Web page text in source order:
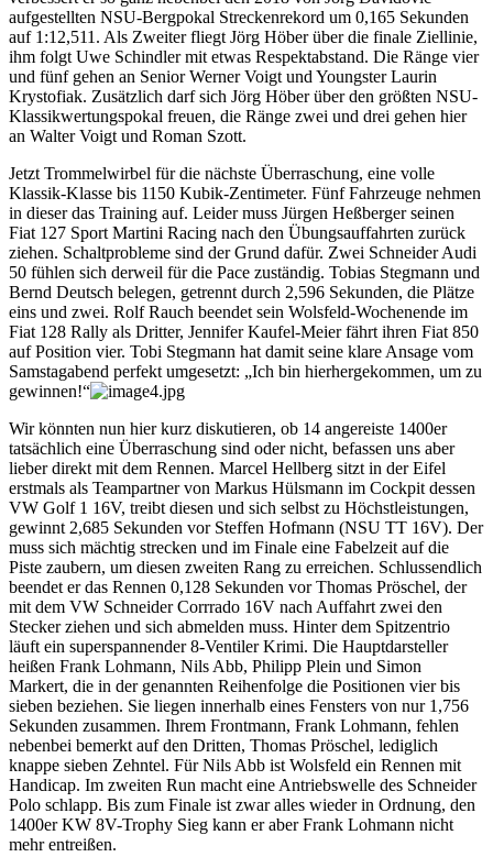
aufgestellten NSU-Bergpokal Streckenrekord um 0,165 Sekunden
auf 1:12,511. Als Zweiter fliegt Jörg Höber über die finale Ziellinie,
ihm folgt Uwe Schindler mit etwas Respektabstand. Die Ränge vier
und fünf gehen an Senior Werner Voigt und Youngster Laurin
Krystofiak. Zusätzlich darf sich Jörg Höber über den größten NSU-
Klassikwertungspokal freuen, die Ränge zwei und drei gehen hier
an Walter Voigt und Roman Szott.
Jetzt Trommelwirbel für die nächste Überraschung, eine volle
Klassik-Klasse bis 1150 Kubik-Zentimeter. Fünf Fahrzeuge nehmen
in dieser das Training auf. Leider muss Jürgen Heßberger seinen
Fiat 127 Sport Martini Racing nach den Übungsauffahrten zurück
ziehen. Schaltprobleme sind der Grund dafür. Zwei Schneider Audi
50 fühlen sich derweil für die Pace zuständig. Tobias Stegmann und
Bernd Deutsch belegen, getrennt durch 2,596 Sekunden, die Plätze
eins und zwei. Rolf Rauch beendet sein Wolsfeld-Wochenende im
Fiat 128 Rally als Dritter, Jennifer Kaufel-Meier fährt ihren Fiat 850
auf Position vier. Tobi Stegmann hat damit seine klare Ansage vom
Samstagabend perfekt umgesetzt: „Ich bin hierhergekommen, um zu
gewinnen!“
Wir könnten nun hier kurz diskutieren, ob 14 angereiste 1400er
tatsächlich eine Überraschung sind oder nicht, befassen uns aber
lieber direkt mit dem Rennen. Marcel Hellberg sitzt in der Eifel
erstmals als Teampartner von Markus Hülsmann im Cockpit dessen
VW Golf 1 16V, treibt diesen und sich selbst zu Höchstleistungen,
gewinnt 2,685 Sekunden vor Steffen Hofmann (NSU TT 16V). Der
muss sich mächtig strecken und im Finale eine Fabelzeit auf die
Piste zaubern, um diesen zweiten Rang zu erreichen. Schlussendlich
beendet er das Rennen 0,128 Sekunden vor Thomas Pröschel, der
mit dem VW Schneider Corrrado 16V nach Auffahrt zwei den
Stecker ziehen und sich abmelden muss. Hinter dem Spitzentrio
läuft ein superspannender 8-Ventiler Krimi. Die Hauptdarsteller
heißen Frank Lohmann, Nils Abb, Philipp Plein und Simon
Markert, die in der genannten Reihenfolge die Positionen vier bis
sieben beziehen. Sie liegen innerhalb eines Fensters von nur 1,756
Sekunden zusammen. Ihrem Frontmann, Frank Lohmann, fehlen
nebenbei bemerkt auf den Dritten, Thomas Pröschel, lediglich
knappe sieben Zehntel. Für Nils Abb ist Wolsfeld ein Rennen mit
Handicap. Im zweiten Run macht eine Antriebswelle des Schneider
Polo schlapp. Bis zum Finale ist zwar alles wieder in Ordnung, den
1400er KW 8V-Trophy Sieg kann er aber Frank Lohmann nicht
mehr entreißen.